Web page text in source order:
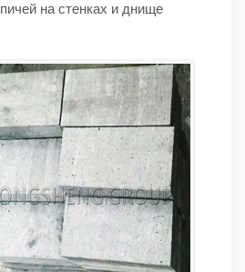
на стенках и днище